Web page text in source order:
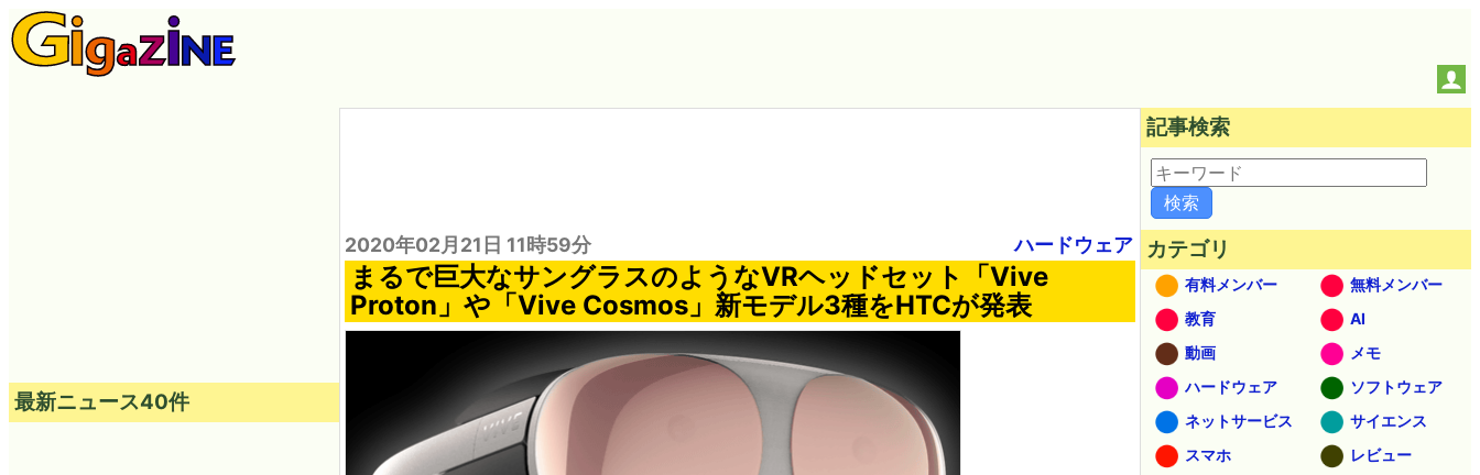
2020年02月21日 11時59分 ハードウェア
まるで巨大なサングラスのようなVRヘッドセット「Vive
Proton」や「Vive Cosmos」新モデル3種をHTCが発表
最新ニュース40件
記事検索
カテゴリ
有料メンバー
無料メンバー
教育
AI
動画
メモ
ハードウェア
ソフトウェア
ネットサービス
サイエンス
スマホ
レビュー